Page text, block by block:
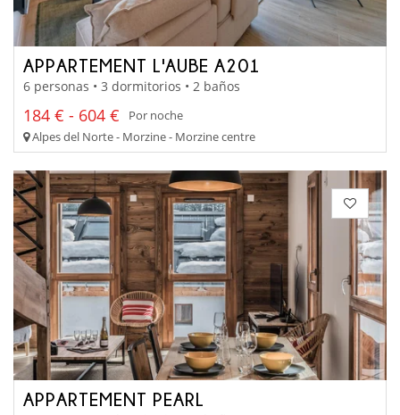
APPARTEMENT L'AUBE A201
6 personas • 3 dormitorios • 2 baños
184 € - 604 €
Por noche
Alpes del Norte - Morzine - Morzine centre
APPARTEMENT PEARL